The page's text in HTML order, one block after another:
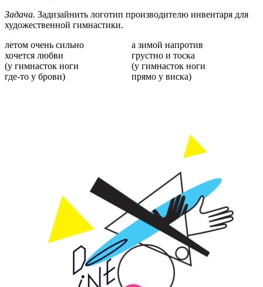
Задача. Задизайнить логотип производителю инвентаря для
художественной гимнастики.
летом очень сильно
хочется любви
(у гимнасток ноги
где-то у брови)
а зимой напротив
грустно и тоска
(у гимнасток ноги
прямо у виска)